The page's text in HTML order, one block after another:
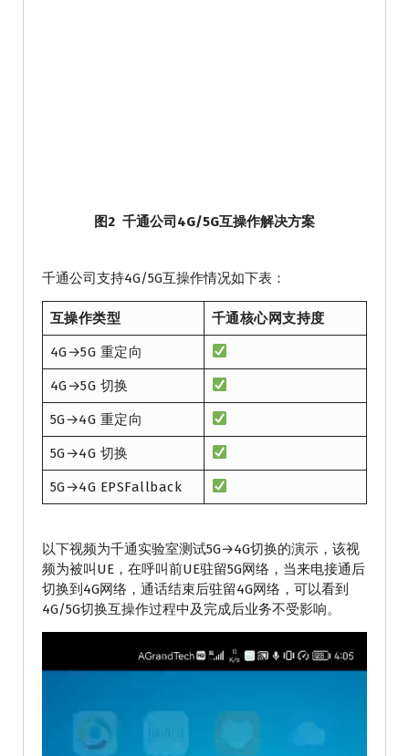
图2 千通公司4G/5G互操作解决方案
千通公司支持4G/5G互操作情况如下表：
互操作类型 千通核心网支持度
4G→5G 重定向
4G→5G 切换
5G→4G 重定向
5G→4G 切换
5G→4G EPSFallback
以下视频为千通实验室测试5G→4G切换的演示，该视
频为被叫UE，在呼叫前UE驻留5G网络，当来电接通后
切换到4G网络，通话结束后驻留4G网络，可以看到
4G/5G切换互操作过程中及完成后业务不受影响。